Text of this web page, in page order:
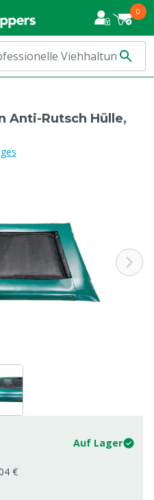
0
Anti-Rutsch Hülle,
Auf Lager
€